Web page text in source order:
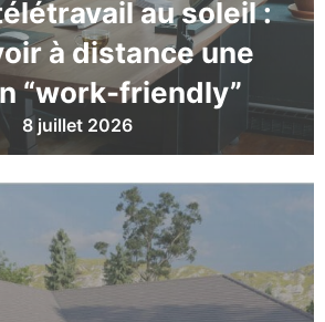
au soleil :
à distance une
“work-friendly”
8 juillet 2026